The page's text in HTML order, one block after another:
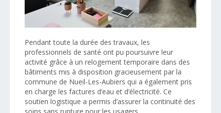
Pendant toute la durée des travaux, les
professionnels de santé ont pu poursuivre leur
activité grâce à un relogement temporaire dans des
bâtiments mis à disposition gracieusement par la
commune de Nueil-Les-Aubiers qui a également pris
en charge les factures d’eau et d’électricité. Ce
soutien logistique a permis d’assurer la continuité des